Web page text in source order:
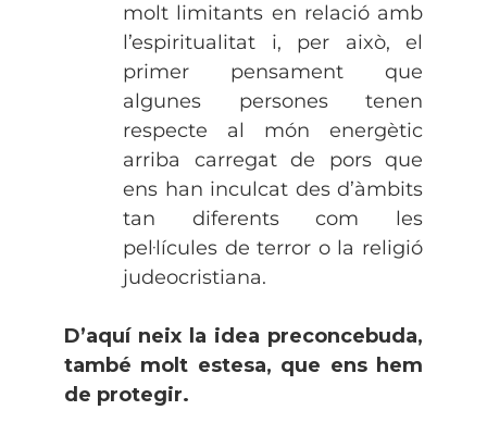
molt limitants en relació amb
l’espiritualitat i, per això, el
primer pensament que
algunes persones tenen
respecte al món energètic
arriba carregat de pors que
ens han inculcat des d’àmbits
tan diferents com les
pel·lícules de terror o la religió
judeocristiana.
D’aquí neix la idea preconcebuda,
també molt estesa, que ens hem
de protegir.